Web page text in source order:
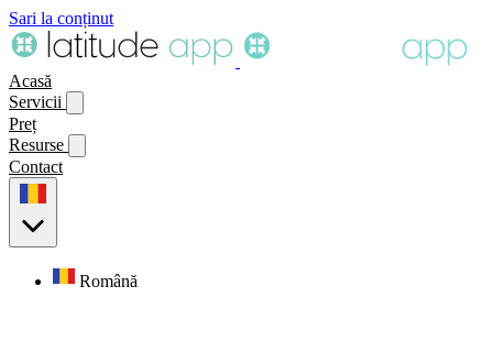
Sari la conținut
Acasă
Servicii
Preț
Resurse
Contact
Română